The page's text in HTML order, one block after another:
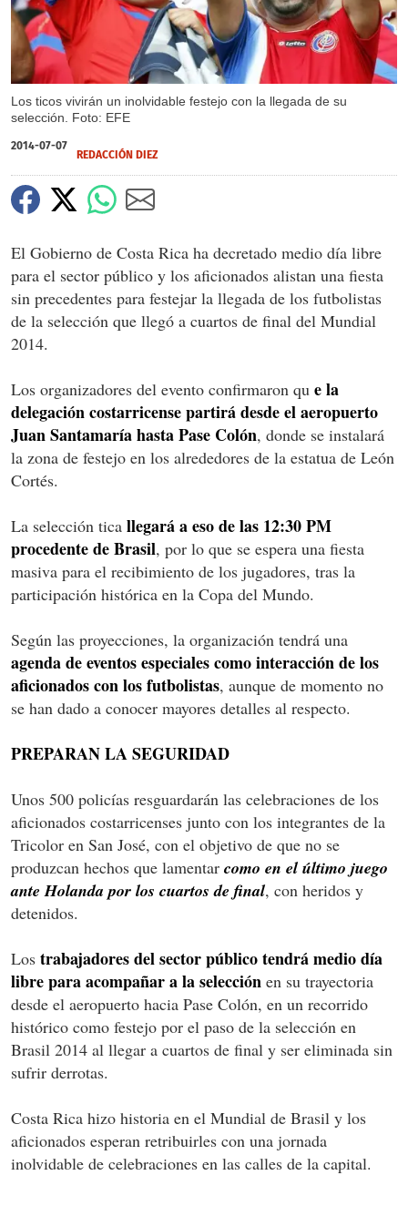
Los ticos vivirán un inolvidable festejo con la llegada de su
selección. Foto: EFE
2014-07-07
REDACCIÓN DIEZ
El Gobierno de Costa Rica ha decretado medio día libre
para el sector público y los aficionados alistan una fiesta
sin precedentes para festejar la llegada de los futbolistas
de la selección que llegó a cuartos de final del Mundial
2014.
Los organizadores del evento confirmaron qu e la
delegación costarricense partirá desde el aeropuerto
Juan Santamaría hasta Pase Colón, donde se instalará
la zona de festejo en los alrededores de la estatua de León
Cortés.
La selección tica llegará a eso de las 12:30 PM
procedente de Brasil, por lo que se espera una fiesta
masiva para el recibimiento de los jugadores, tras la
participación histórica en la Copa del Mundo.
Según las proyecciones, la organización tendrá una
agenda de eventos especiales como interacción de los
aficionados con los futbolistas, aunque de momento no
se han dado a conocer mayores detalles al respecto.
PREPARAN LA SEGURIDAD
Unos 500 policías resguardarán las celebraciones de los
aficionados costarricenses junto con los integrantes de la
Tricolor en San José, con el objetivo de que no se
produzcan hechos que lamentar como en el último juego
ante Holanda por los cuartos de final, con heridos y
detenidos.
Los trabajadores del sector público tendrá medio día
libre para acompañar a la selección en su trayectoria
desde el aeropuerto hacia Pase Colón, en un recorrido
histórico como festejo por el paso de la selección en
Brasil 2014 al llegar a cuartos de final y ser eliminada sin
sufrir derrotas.
Costa Rica hizo historia en el Mundial de Brasil y los
aficionados esperan retribuirles con una jornada
inolvidable de celebraciones en las calles de la capital.